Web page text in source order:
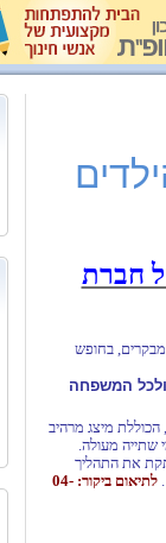
חברת
בחופש
ולכל המשפחה
הכוללת מיצג מרהיב
שתייה מעולה.
את התהליך
לתיאום ביקור: 04-